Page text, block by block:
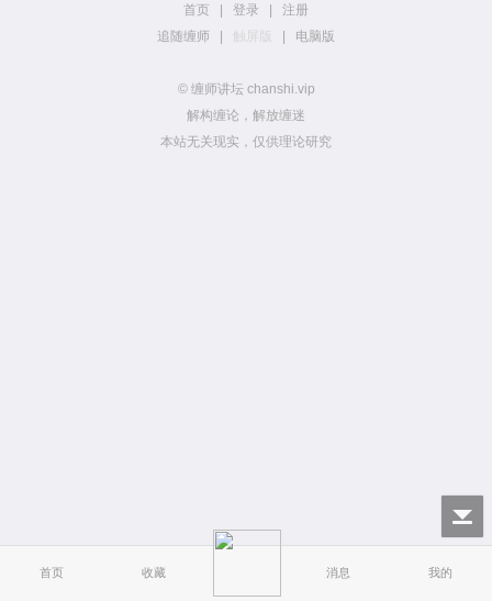
首页 收藏 消息 我的
首页 登录
注册
追随缠师
触屏版 电脑版
© 缠师讲坛 chanshi.vip
解构缠论，解放缠迷
本站无关现实，仅供理论研究